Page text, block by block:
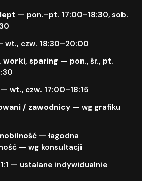
— pon.–pt. 17:00–18:30, sob.
czw. 18:30–20:00
worki, sparing — pon., śr., pt.
— wt., czw. 17:00–18:15
/ zawodnicy— wg grafiku
— łagodna
— wg konsultacji
— ustalane indywidualnie